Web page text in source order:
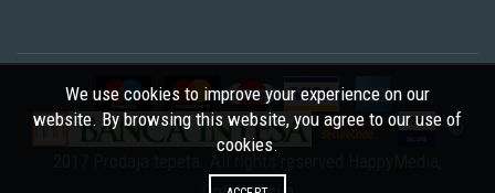
©
We use cookies to improve your experience on our
website. By browsing this website, you agree to our use of
cookies.